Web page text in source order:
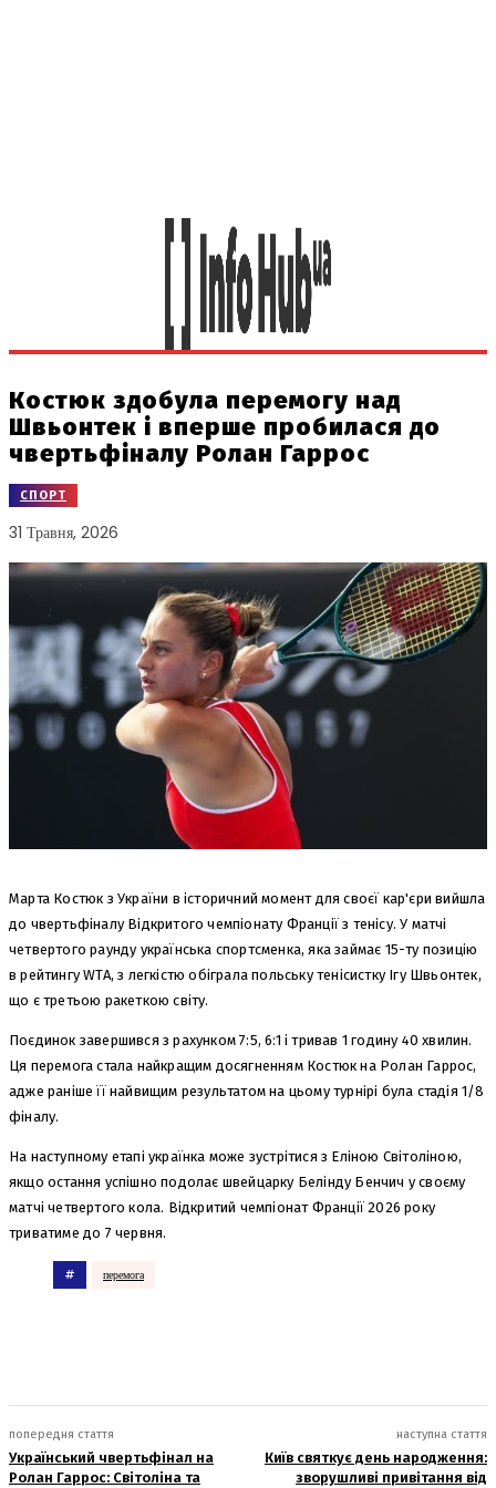
Костюк здобула перемогу над
Швьонтек і вперше пробилася до
чвертьфіналу Ролан Гаррос
СПОРТ
31 Травня, 2026
Марта Костюк з України в історичний момент для своєї кар'єри вийшла
до чвертьфіналу Відкритого чемпіонату Франції з тенісу. У матчі
четвертого раунду українська спортсменка, яка займає 15-ту позицію
в рейтингу WTA, з легкістю обіграла польську тенісистку Ігу Швьонтек,
що є третьою ракеткою світу.
Поєдинок завершився з рахунком 7:5, 6:1 і тривав 1 годину 40 хвилин.
Ця перемога стала найкращим досягненням Костюк на Ролан Гаррос,
адже раніше її найвищим результатом на цьому турнірі була стадія 1/8
фіналу.
На наступному етапі українка може зустрітися з Еліною Світоліною,
якщо остання успішно подолає швейцарку Белінду Бенчич у своєму
матчі четвертого кола. Відкритий чемпіонат Франції 2026 року
триватиме до 7 червня.
# перемога
попередня стаття
Український чвертьфінал на
Ролан Гаррос: Світоліна та
наступна стаття
Київ святкує день народження:
зворушливі привітання від